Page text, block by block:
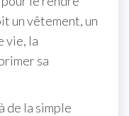
un vêtement, un
vie, la
sa
de la simple